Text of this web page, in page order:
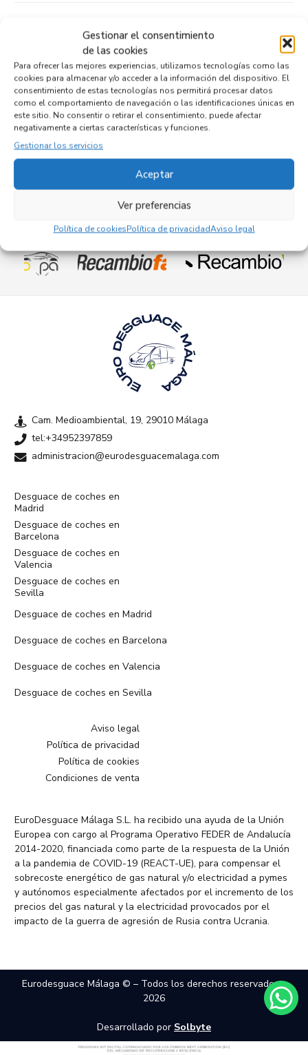
Gestionar el consentimiento
de las cookies
Para ofrecer las mejores experiencias, utilizamos tecnologías como las
cookies para almacenar y/o acceder a la información del dispositivo. El
consentimiento de estas tecnologías nos permitirá procesar datos
como el comportamiento de navegación o las identificaciones únicas en
este sitio. No consentir o retirar el consentimiento, puede afectar
negativamente a ciertas características y funciones.
Gestionar los servicios
Aceptar
Ver preferencias
Política de cookiesPolítica de privacidadAviso legal
Productos relacionados
TERMOSTATO 349978624
Recambios » OTROS...MODELOS
Referencia ID: 147080
Referencia OEM: 349978624
17,95€
Empresas colaboradoras
Cam. Medioambiental, 19, 29010 Málaga
tel:+34952397859
administracion@eurodesguacemalaga.com
Desguace de coches en
Madrid
Desguace de coches en
Barcelona
Desguace de coches en
Valencia
Desguace de coches en
Sevilla
Desguace de coches en Madrid
Desguace de coches en Barcelona
Desguace de coches en Valencia
Desguace de coches en Sevilla
Aviso legal
Política de privacidad
Política de cookies
Condiciones de venta
EuroDesguace Málaga S.L. ha recibido una ayuda de la Unión
Europea con cargo al Programa Operativo FEDER de Andalucía
2014-2020, financiada como parte de la respuesta de la Unión
a la pandemia de COVID-19 (REACT-UE), para compensar el
sobrecoste energético de gas natural y/o electricidad a pymes
y autónomos especialmente afectados por el incremento de los
precios del gas natural y la electricidad provocados por el
impacto de la guerra de agresión de Rusia contra Ucrania.
Eurodesguace Málaga © – Todos los derechos reservados –
2026
Desarrollado por Solbyte